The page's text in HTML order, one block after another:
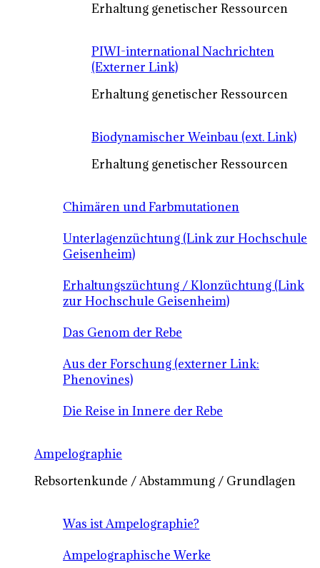
Erhaltung genetischer Ressourcen
PIWI-international Nachrichten
(Externer Link)
Erhaltung genetischer Ressourcen
Biodynamischer Weinbau (ext. Link)
Erhaltung genetischer Ressourcen
Chimären und Farbmutationen
Unterlagenzüchtung (Link zur Hochschule
Geisenheim)
Erhaltungszüchtung / Klonzüchtung (Link
zur Hochschule Geisenheim)
Das Genom der Rebe
Aus der Forschung (externer Link:
Phenovines)
Die Reise in Innere der Rebe
Ampelographie
Rebsortenkunde / Abstammung / Grundlagen
Was ist Ampelographie?
Ampelographische Werke